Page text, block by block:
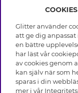
Glitter använder
att ge dig
en bättre
har läst vår
av cookies genom
kan själv när som
sparas i din
mer i vår